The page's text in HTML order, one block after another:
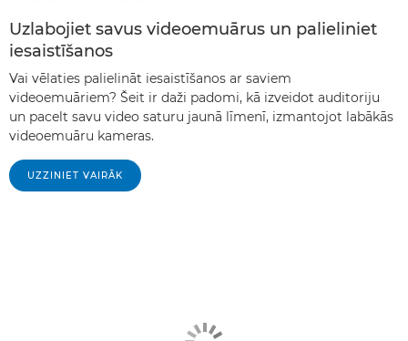
Uzlabojiet savus videoemuārus un palieliniet
iesaistīšanos
Vai vēlaties palielināt iesaistīšanos ar saviem
videoemuāriem? Šeit ir daži padomi, kā izveidot auditoriju
un pacelt savu video saturu jaunā līmenī, izmantojot labākās
videoemuāru kameras.
UZZINIET VAIRĀK